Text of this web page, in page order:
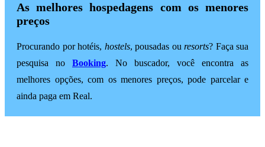
As melhores hospedagens com os menores
preços
Procurando por hotéis, hostels, pousadas ou resorts? Faça sua
pesquisa no Booking. No buscador, você encontra as
melhores opções, com os menores preços, pode parcelar e
ainda paga em Real.